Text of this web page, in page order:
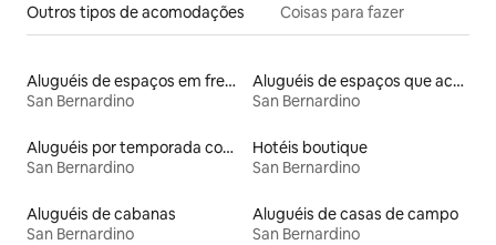
Outros tipos de acomodações Coisas para fazer
Aluguéis de espaços em frente à praia
San Bernardino
Aluguéis de espaços que aceitam animais de estimação
San Bernardino
Aluguéis por temporada com banheira
San Bernardino
Hotéis boutique
San Bernardino
Aluguéis de cabanas
San Bernardino
Aluguéis de casas de campo
San Bernardino